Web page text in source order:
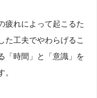
疲れによって起こるた
た工夫でやわらげるこ
「時間」と「意識」を
。